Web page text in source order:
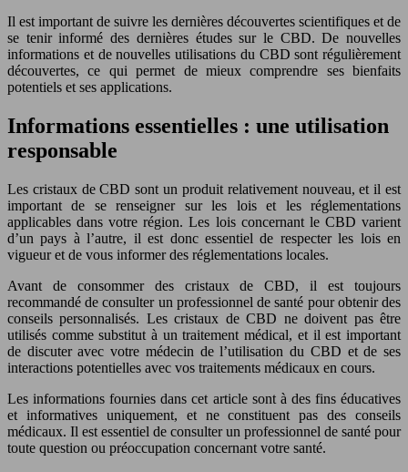
Il est important de suivre les dernières découvertes scientifiques et de
se tenir informé des dernières études sur le CBD. De nouvelles
informations et de nouvelles utilisations du CBD sont régulièrement
découvertes, ce qui permet de mieux comprendre ses bienfaits
potentiels et ses applications.
Informations essentielles : une utilisation
responsable
Les cristaux de CBD sont un produit relativement nouveau, et il est
important de se renseigner sur les lois et les réglementations
applicables dans votre région. Les lois concernant le CBD varient
d’un pays à l’autre, il est donc essentiel de respecter les lois en
vigueur et de vous informer des réglementations locales.
Avant de consommer des cristaux de CBD, il est toujours
recommandé de consulter un professionnel de santé pour obtenir des
conseils personnalisés. Les cristaux de CBD ne doivent pas être
utilisés comme substitut à un traitement médical, et il est important
de discuter avec votre médecin de l’utilisation du CBD et de ses
interactions potentielles avec vos traitements médicaux en cours.
Les informations fournies dans cet article sont à des fins éducatives
et informatives uniquement, et ne constituent pas des conseils
médicaux. Il est essentiel de consulter un professionnel de santé pour
toute question ou préoccupation concernant votre santé.